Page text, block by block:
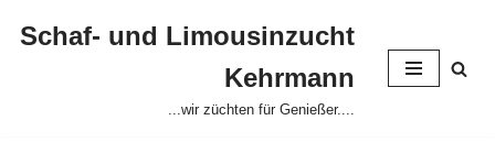
Schaf- und Limousinzucht
Kehrmann
...wir züchten für Genießer....